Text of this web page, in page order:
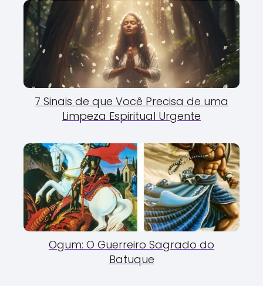
7 Sinais de que Você Precisa de uma
Limpeza Espiritual Urgente
Ogum: O Guerreiro Sagrado do
Batuque